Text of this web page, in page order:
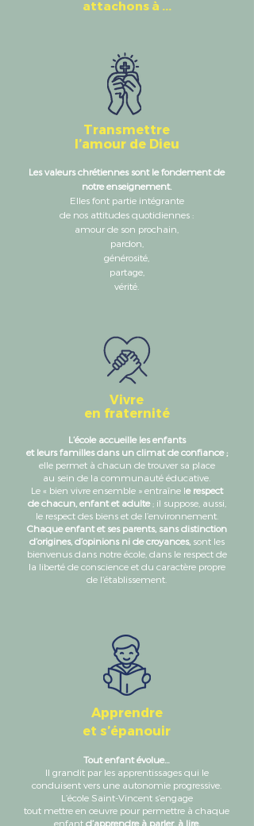
attachons à ...
Transmettre
l’amour de Dieu
Les valeurs chrétiennes sont le fondement de
notre enseignement.
Elles font partie intégrante
de nos attitudes quotidiennes :
amour de son prochain,
pardon,
générosité,
partage,
vérité.
Vivre
en fraternité
L’école accueille les enfants
et leurs familles dans un climat de confiance ;
elle permet à chacun de trouver sa place
au sein de la communauté éducative.
Le « bien vivre ensemble » entraîne le respect
de chacun, enfant et adulte; il suppose, aussi,
le respect des biens et de l’environnement.
Chaque enfant et ses parents, sans distinction
d’origines, d’opinions ni de croyances,sont les
bienvenus dans notre école, dans le respect de
la liberté de conscience et du caractère propre
de l’établissement.
Apprendre
et s’épanouir
Tout enfant évolue…
Il grandit par les apprentissages qui le
conduisent vers une autonomie progressive.
L’école Saint-Vincent s’engage
tout mettre en œuvre pour permettre à chaque
enfant d’apprendre à parler, à lire,